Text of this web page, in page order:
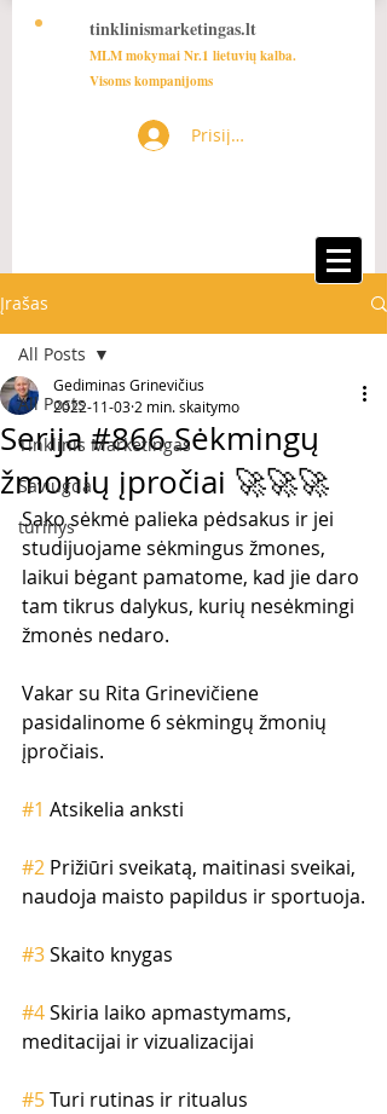
tinklinismarketingas.lt
MLM mokymai Nr.1 lietuvių kalba.
Visoms kompanijoms
Prisijungti
Įrašas
All Posts
Tinklinis Marketingas
Saviugda
turinys
All Posts
Serija #866 Sėkmingų
žmonių įpročiai 🚀🚀🚀
Gediminas Grinevičius
2022-11-03 2 min. skaitymo
Sako sėkmė palieka pėdsakus ir jei
studijuojame sėkmingus žmones,
laikui bėgant pamatome, kad jie daro
tam tikrus dalykus, kurių nesėkmingi
žmonės nedaro.
Vakar su Rita Grinevičiene
pasidalinome 6 sėkmingų žmonių
įpročiais.
#1 Atsikelia anksti
#2 Prižiūri sveikatą, maitinasi sveikai,
naudoja maisto papildus ir sportuoja.
#3 Skaito knygas
#4 Skiria laiko apmastymams,
meditacijai ir vizualizacijai
#5 Turi rutinas ir ritualus